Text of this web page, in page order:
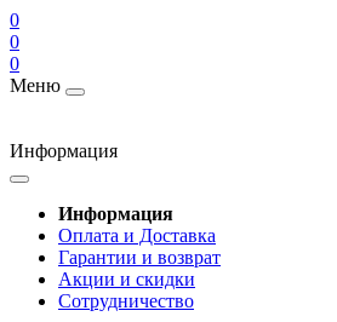
0
0
0
Меню
Информация
Информация
Оплата и Доставка
Гарантии и возврат
Акции и скидки
Cотрудничество